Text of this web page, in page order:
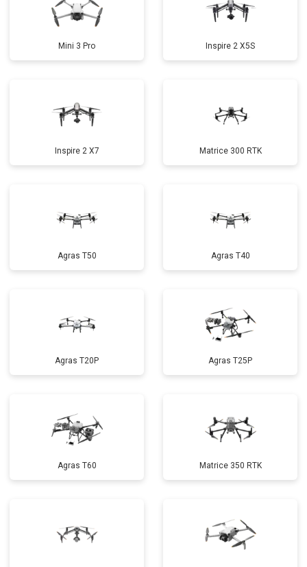
Mini 3 Pro Inspire 2 X5S
Inspire 2 X7 Matrice 300 RTK
Agras T50 Agras T40
Agras T20P Agras T25P
Agras T60 Matrice 350 RTK